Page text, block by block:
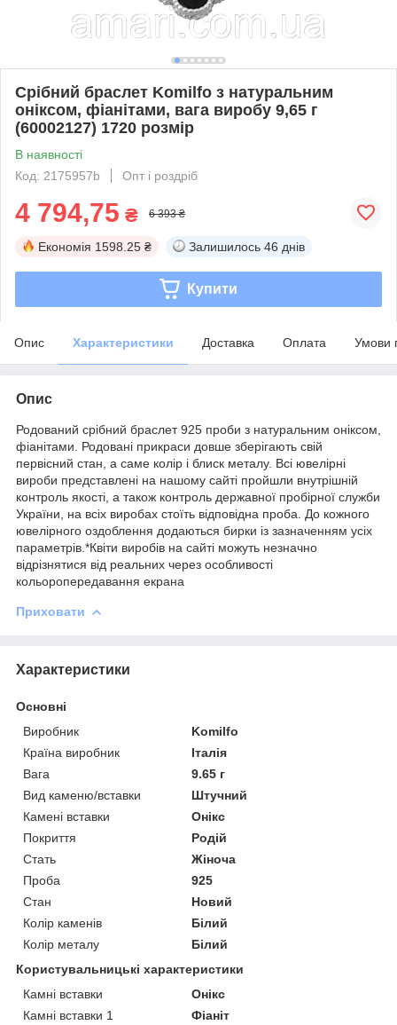
Срібний браслет Komilfo з натуральним
оніксом, фіанітами, вага виробу 9,65 г
(60002127) 1720 розмір
В наявності
Код: 2175957b
Опт і роздріб
4 794,75 ₴ 6 393 ₴
Економія 1598.25 ₴ Залишилось 46 днів
Купити
Опис Характеристики Доставка Оплата Умови
Опис
Родований срібний браслет 925 проби з натуральним оніксом,
фіанітами. Родовані прикраси довше зберігають свій
первісний стан, а саме колір і блиск металу. Всі ювелірні
вироби представлені на нашому сайті пройшли внутрішній
контроль якості, а також контроль державної пробірної служби
України, на всіх виробах стоїть відповідна проба. До кожного
ювелірного оздоблення додаються бирки із зазначенням усіх
параметрів.*Квіти виробів на сайті можуть незначно
відрізнятися від реальних через особливості
кольоропередавання екрана
Приховати
Характеристики
Основні
Виробник
Komilfo
Країна виробник
Італія
Вага
9.65 г
Вид каменю/вставки
Штучний
Камені вставки
Онікс
Покриття
Родій
Стать
Жіноча
Проба
925
Стан
Новий
Колір каменів
Білий
Колір металу
Білий
Користувальницькі характеристики
Камні вставки
Онікс
Камні вставки 1
Фіаніт